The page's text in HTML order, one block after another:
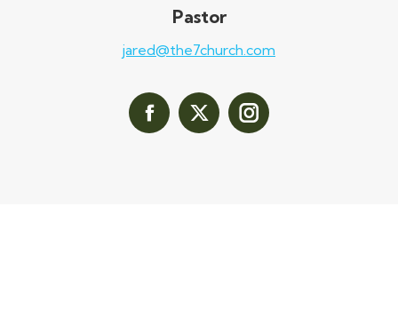
Pastor
jared@the7church.com
Facebook
X Instagram